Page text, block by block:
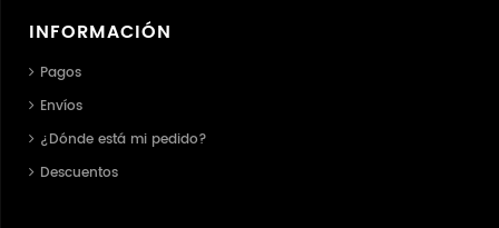
INFORMACIÓN
Pagos
Envíos
¿Dónde está mi pedido?
Descuentos